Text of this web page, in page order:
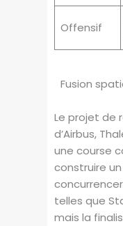
Offensif
Fusion
Le projet de
d’Airbus,
une course
construire
telles que
mais la